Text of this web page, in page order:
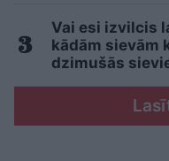
Vai esi izvilcis
kādām sievām
dzimušās